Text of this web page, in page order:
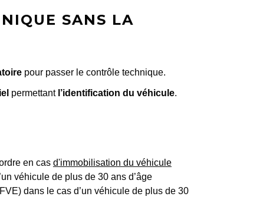
SANS LA
pour passer le contrôle technique.
permettant l’identification du véhicule.
en cas d'immobilisation du véhicule
véhicule de plus de 30 ans d’âge
dans le cas d’un véhicule de plus de 30